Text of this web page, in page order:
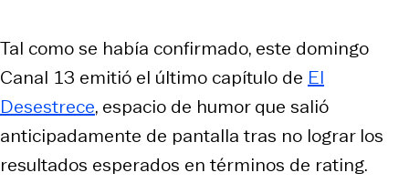
Tal como se había confirmado, este domingo
Canal 13 emitió el último capítulo de El
Desestrece, espacio de humor que salió
anticipadamente de pantalla tras no lograr los
resultados esperados en términos de rating.